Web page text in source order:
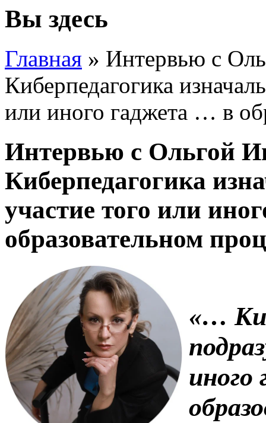
Вы здесь
Главная » Интервью с
Киберпедагогика
или иного гаджета … в
Интервью с Ольгой
Киберпедагогика
участие того или
образовательном
«…